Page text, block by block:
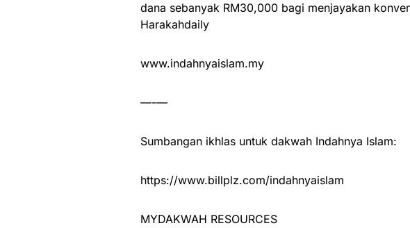
dana sebanyak RM30,000 bagi menjayakan
Harakahdaily
www.indahnyaislam.my
—-—
Sumbangan ikhlas untuk dakwah Indahnya Islam:
https://www.billplz.com/indahnyaislam
MYDAKWAH RESOURCES